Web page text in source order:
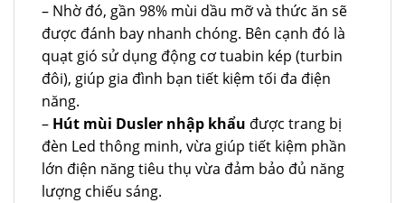
– Nhờ đó, gần 98% mùi dầu mỡ và thức ăn sẽ
được đánh bay nhanh chóng. Bên cạnh đó là
quạt gió sử dụng động cơ tuabin kép (turbin
đôi), giúp gia đình bạn tiết kiệm tối đa điện
năng.
– Hút mùi Dusler nhập khẩu được trang bị
đèn Led thông minh, vừa giúp tiết kiệm phần
lớn điện năng tiêu thụ vừa đảm bảo đủ năng
lượng chiếu sáng.